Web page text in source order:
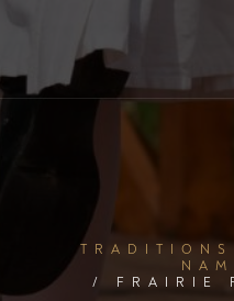
/ FRAIRIE